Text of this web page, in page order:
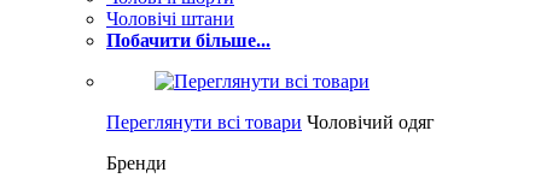
Чоловічі штани
Побачити більше...
Переглянути всі товари Чоловічий одяг
Бренди